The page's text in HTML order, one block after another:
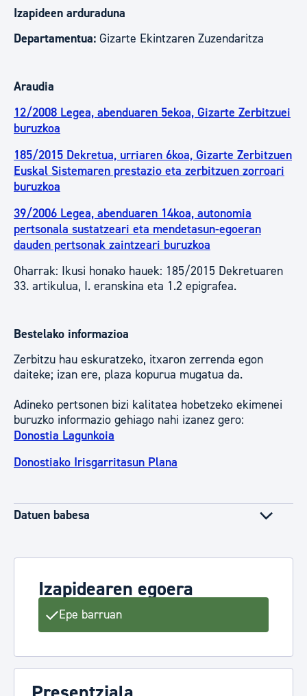
Izapideen arduraduna
Departamentua: Gizarte Ekintzaren Zuzendaritza
Araudia
12/2008 Legea, abenduaren 5ekoa, Gizarte Zerbitzuei
buruzkoa
185/2015 Dekretua, urriaren 6koa, Gizarte Zerbitzuen
Euskal Sistemaren prestazio eta zerbitzuen zorroari
buruzkoa
39/2006 Legea, abenduaren 14koa, autonomia
pertsonala sustatzeari eta mendetasun-egoeran
dauden pertsonak zaintzeari buruzkoa
Oharrak: Ikusi honako hauek: 185/2015 Dekretuaren
33. artikulua, I. eranskina eta 1.2 epigrafea.
Bestelako informazioa
Zerbitzu hau eskuratzeko, itxaron zerrenda egon
daiteke; izan ere, plaza kopurua mugatua da.
Adineko pertsonen bizi kalitatea hobetzeko ekimenei
buruzko informazio gehiago nahi izanez gero:
Donostia Lagunkoia
Donostiako Irisgarritasun Plana
Datuen babesa
Izapidearen egoera
Epe barruan